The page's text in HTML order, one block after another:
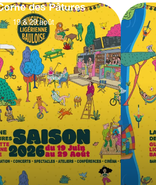
des Pâtures
19 & 29 août